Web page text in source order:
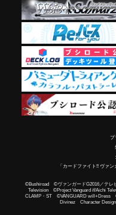
プ
「カードファイト!! ヴァ
©Bushiroad ©ヴァンガードG2016／テレ
Television ©Project Vanguard if/Aichi
CLAMP・ST ©VANGUARD will+Dress
Divinez Character